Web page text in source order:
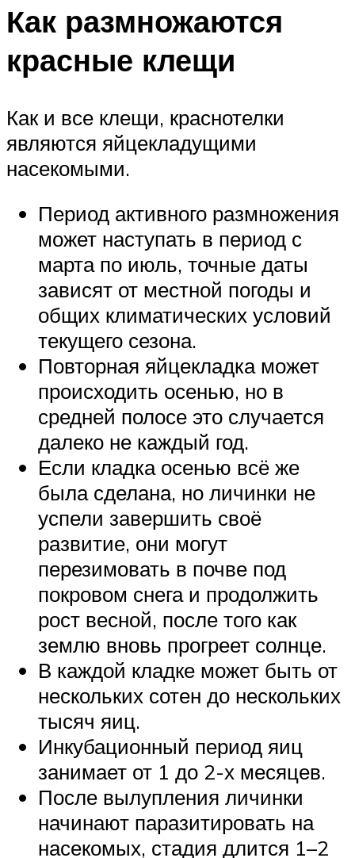
Как размножаются
красные клещи
Как и все клещи, краснотелки
являются яйцекладущими
насекомыми.
Период активного размножения
может наступать в период с
марта по июль, точные даты
зависят от местной погоды и
общих климатических условий
текущего сезона.
Повторная яйцекладка может
происходить осенью, но в
средней полосе это случается
далеко не каждый год.
Если кладка осенью всё же
была сделана, но личинки не
успели завершить своё
развитие, они могут
перезимовать в почве под
покровом снега и продолжить
рост весной, после того как
землю вновь прогреет солнце.
В каждой кладке может быть от
нескольких сотен до нескольких
тысяч яиц.
Инкубационный период яиц
занимает от 1 до 2-х месяцев.
После вылупления личинки
начинают паразитировать на
насекомых, стадия длится 1–2